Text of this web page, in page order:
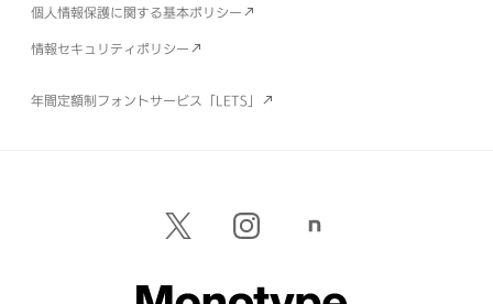
個人情報保護に関する基本ポリシー
情報セキュリティポリシー
年間定額制フォントサービス「LETS」